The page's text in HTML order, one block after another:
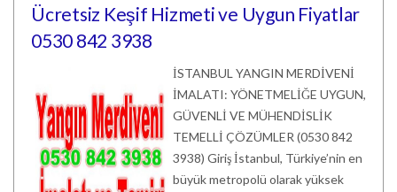
Ücretsiz Keşif Hizmeti ve Uygun Fiyatlar
0530 842 3938
İSTANBUL YANGIN MERDİVENİ
İMALATI: YÖNETMELİĞE UYGUN,
GÜVENLİ VE MÜHENDİSLİK
TEMELLİ ÇÖZÜMLER (0530 842
3938) Giriş İstanbul, Türkiye’nin en
büyük metropolü olarak yüksek